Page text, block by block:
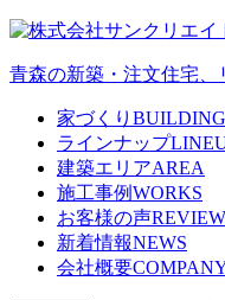
青森の新築・注文住宅、
家づくり BUILDING
ラインナップ
建築エリアAREA
施工事例WORKS
お客様の声
新着情報NEWS
会社概要